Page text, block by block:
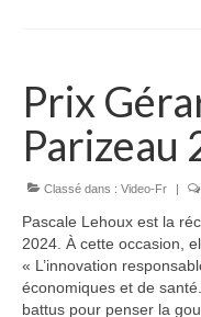
Prix
Parizeau
Classé dans : Video-Fr |
Pascale Lehoux est la
2024. À cette occasion,
« L’innovation
économiques et de
battus pour penser la